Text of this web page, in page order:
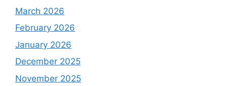
March 2026
February 2026
January 2026
December 2025
November 2025